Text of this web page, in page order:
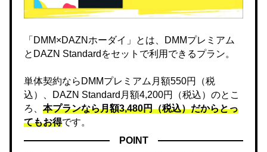
「DMM×DAZNホーダイ」とは、DMMプレミアム
とDAZN Standardをセットで利用できるプラン。
単体契約ならDMMプレミアム月額550円（税
込）、DAZN Standard月額4,200円（税込）のとこ
ろ、 本プランなら月額3,480円（税込）だからとっ
てもお得です。
POINT